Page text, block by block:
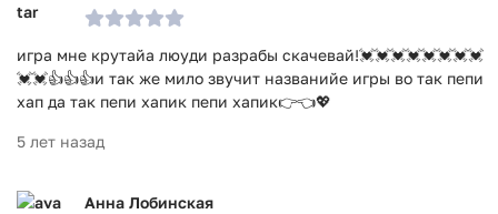
игра мне крутайа люуди разрабы скачевай!💓💓💓💓💓💓💓💓
💓💓👍👍👍и так же мило звучит названийе игры во так пепи
хап да так пепи хапик пепи хапик👉👈💖
5 лет назад
Анна Лобинская